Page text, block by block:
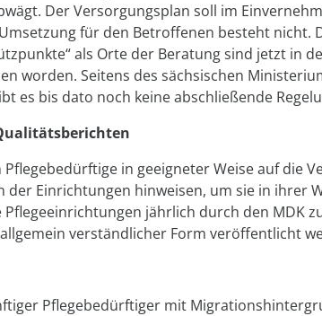
Der Versorgungsplan soll im
für den Betroffenen besteht nicht.
als Orte der Beratung sind jetzt in
worden. Seitens des sächsischen
es bis dato noch keine abschließende
Pflegebedürftige in geeigneter Weise auf die
der Einrichtungen hinweisen, um sie in ihrer
Pflegeeinrichtungen jährlich durch den MDK
verständlicher Form veröffentlicht
Pflegebedürftiger mit